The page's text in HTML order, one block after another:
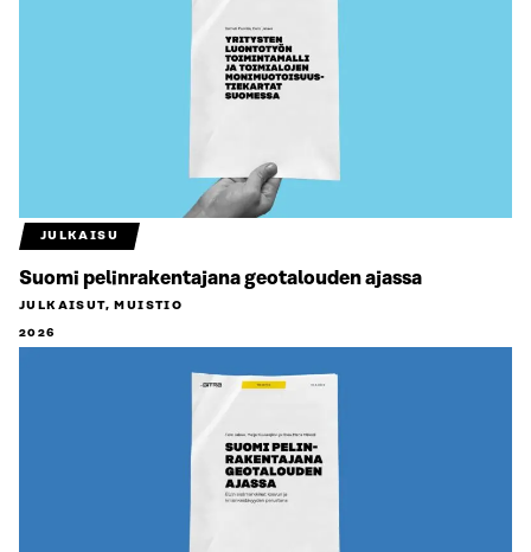
JULKAISU
Suomi pelinrakentajana geotalouden ajassa
JULKAISUT, MUISTIO
2026